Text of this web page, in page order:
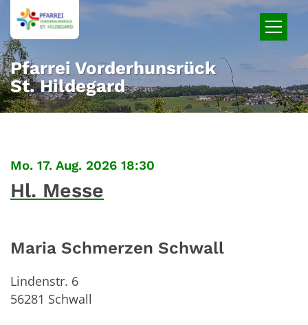
Zum Inhalt springen
Pfarrei Vorderhunsrück
St. Hildegard
Mo. 17. Aug. 2026 18:30
Hl. Messe
Maria Schmerzen Schwall
Lindenstr. 6
56281 Schwall